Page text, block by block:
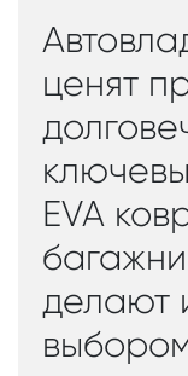
ценят
EVA
делают